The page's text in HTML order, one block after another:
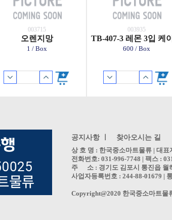
003715
오렌지망
1 / Box
003935
TB-407-3 레몬 3입 케
600 / Box
공지사항 ㅣ
찾아오시는 길
상 호 명 : 한국중소마트물류 | 대표
전화번호: 031-996-7748 | 팩스 :
주 소 : 경기도 김포시 통진읍 월
사업자등록번호 : 244-88-01679 |
Copyright@2020 한국중소마트물